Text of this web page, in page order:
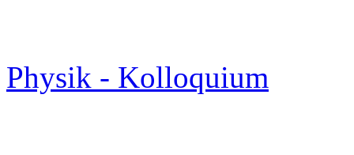
Physik - Kolloquium